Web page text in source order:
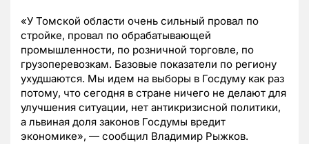
«У Томской области очень сильный провал по
стройке, провал по обрабатывающей
промышленности, по розничной торговле, по
грузоперевозкам. Базовые показатели по региону
ухудшаются. Мы идем на выборы в Госдуму как раз
потому, что сегодня в стране ничего не делают для
улучшения ситуации, нет антикризисной политики,
а львиная доля законов Госдумы вредит
экономике», — сообщил Владимир Рыжков.